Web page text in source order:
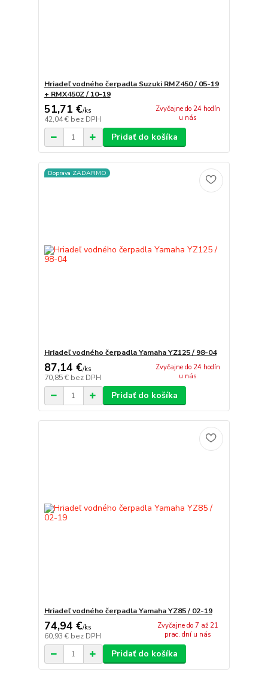
Hriadeľ vodného čerpadla Suzuki RMZ450 / 05-19
+ RMX450Z / 10-19
51,71 €/ks
42,04 € bez DPH
Zvyčajne do 24 hodín
u nás
Pridať do košíka
Doprava ZADARMO
Hriadeľ vodného čerpadla Yamaha YZ125 / 98-04
87,14 €/ks
70,85 € bez DPH
Zvyčajne do 24 hodín
u nás
Pridať do košíka
Hriadeľ vodného čerpadla Yamaha YZ85 / 02-19
74,94 €/ks
60,93 € bez DPH
Zvyčajne do 7 až 21
prac. dní u nás
Pridať do košíka